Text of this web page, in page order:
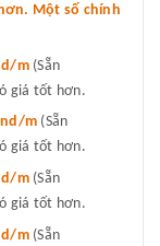
Một số chính
/m (Sẵn
giá tốt hơn.
m (Sẵn
giá tốt hơn.
m (Sẵn
giá tốt hơn.
m (Sẵn